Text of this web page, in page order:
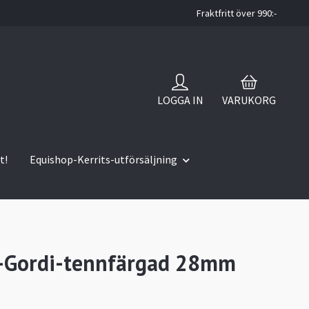
Fraktfritt över 990:-
LOGGA IN VARUKORG
Equishop-Kerrits-utförsäljning
tennfärgad 28mm